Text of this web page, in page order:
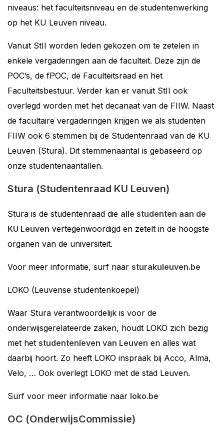
niveaus: het faculteitsniveau en de studentenwerking
op het KU Leuven niveau.
Vanuit StII worden leden gekozen om te zetelen in
enkele vergaderingen aan de faculteit. Deze zijn de
POC’s, de fPOC, de Faculteitsraad en het
Faculteitsbestuur. Verder kan er vanuit StII ook
overlegd worden met het decanaat van de FIIW. Naast
de facultaire vergaderingen krijgen we als studenten
FIIW ook 6 stemmen bij de Studentenraad van de KU
Leuven (Stura). Dit stemmenaantal is gebaseerd op
onze studentenaantallen.
Stura (Studentenraad KU Leuven)
Stura is de studentenraad die alle studenten aan de
KU Leuven vertegenwoordigd en zetelt in de hoogste
organen van de universiteit.
Voor meer informatie, surf naar sturakuleuven.be
LOKO (Leuvense studentenkoepel)
Waar Stura verantwoordelijk is voor de
onderwijsgerelateerde zaken, houdt LOKO zich bezig
met het studentenleven van Leuven en alles wat
daarbij hoort. Zo heeft LOKO inspraak bij Acco, Alma,
Velo, … Ook overlegt LOKO met de stad Leuven.
Surf voor meer informatie naar loko.be
OC (OnderwijsCommissie)